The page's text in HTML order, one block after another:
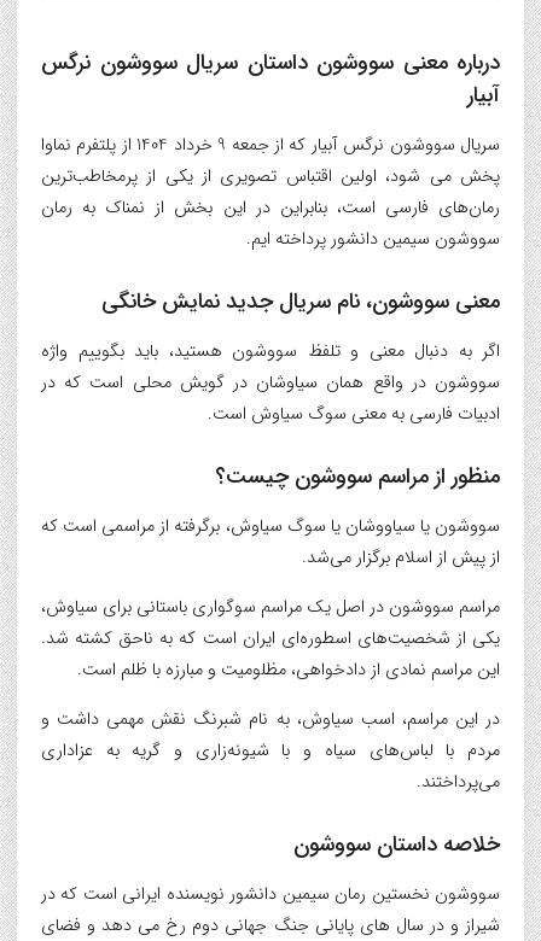
درباره معنی سووشون داستان سریال سووشون نرگس
آبیار
سریال سووشون نرگس آبیار که از جمعه 9 خرداد 1404 از پلتفرم نماوا
پخش می شود، اولین اقتباس تصویری از یکی از پرمخاطب‌ترین
رمان‌های فارسی است، بنابراین در این بخش از نمناک به رمان
سووشون سیمین دانشور پرداخته ایم.
معنی سووشون، نام سریال جدید نمایش خانگی
اگر به دنبال معنی و تلفظ سووشون هستید، باید بگوییم واژه
سووشون در واقع همان سیاوشان در گویش محلی است که در
ادبیات فارسی به معنی سوگ سیاوش است.
منظور از مراسم سووشون چیست؟
سووشون یا سیاووشان یا سوگ سیاوش، برگرفته از مراسمی است که
از پیش از اسلام برگزار می‌شد.
مراسم سووشون در اصل یک مراسم سوگواری باستانی برای سیاوش،
یکی از شخصیت‌های اسطوره‌ای ایران است که به ناحق کشته شد.
این مراسم نمادی از دادخواهی، مظلومیت و مبارزه با ظلم است.
در این مراسم، اسب سیاوش، به نام شبرنگ نقش مهمی داشت و
مردم با لباس‌های سیاه و با شیونه‌زاری و گریه به عزاداری
می‌پرداختند.
خلاصه داستان سووشون
سووشون نخستین رمان سیمین دانشور نویسنده ایرانی است که در
شیراز و در سال‌ های پایانی جنگ جهانی دوم رخ می‌ دهد و فضای